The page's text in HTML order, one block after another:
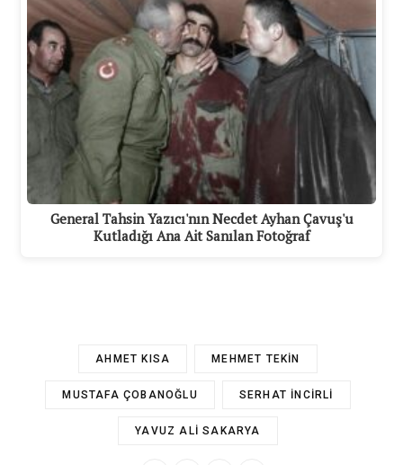
General Tahsin Yazıcı'nın Necdet Ayhan Çavuş'u
Kutladığı Ana Ait Sanılan Fotoğraf
AHMET KISA MEHMET TEKIN
MUSTAFA ÇOBANOĞLU SERHAT İNCIRLI
YAVUZ ALI SAKARYA